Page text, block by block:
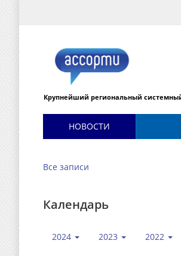
Крупнейший региональный
НОВОСТИ
Все записи
Календарь
2024 2023 2022